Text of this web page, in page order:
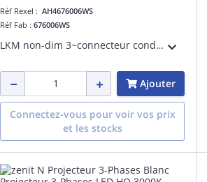
Réf Rexel : AH4676006WS
Réf Fab : 676006WS
LKM non-dim 3~connecteur conducteur lin.80mm blanc
Ajouter
Connectez-vous pour voir vos prix
et les stocks